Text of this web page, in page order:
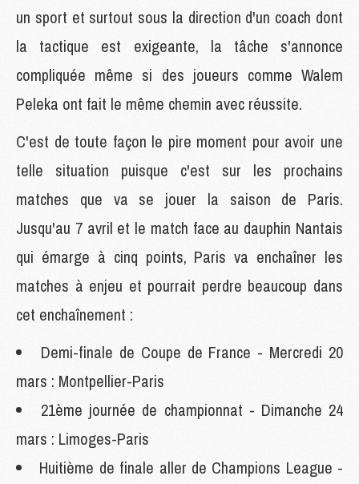
un sport et surtout sous la direction d'un coach dont
la tactique est exigeante, la tâche s'annonce
compliquée même si des joueurs comme Walem
Peleka ont fait le même chemin avec réussite.
C'est de toute façon le pire moment pour avoir une
telle situation puisque c'est sur les prochains
matches que va se jouer la saison de Paris.
Jusqu'au 7 avril et le match face au dauphin Nantais
qui émarge à cinq points, Paris va enchaîner les
matches à enjeu et pourrait perdre beaucoup dans
cet enchaînement :
Demi-finale de Coupe de France - Mercredi 20
mars : Montpellier-Paris
21ème journée de championnat - Dimanche 24
mars : Limoges-Paris
Huitième de finale aller de Champions League -